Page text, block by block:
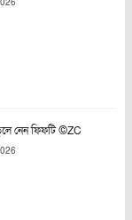
নেন ফিফটি ©ZC